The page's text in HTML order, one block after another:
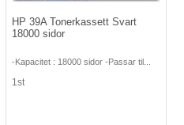
HP 39A Tonerkassett Svart
18000 sidor
-Kapacitet : 18000 sidor -Passar til...
1st